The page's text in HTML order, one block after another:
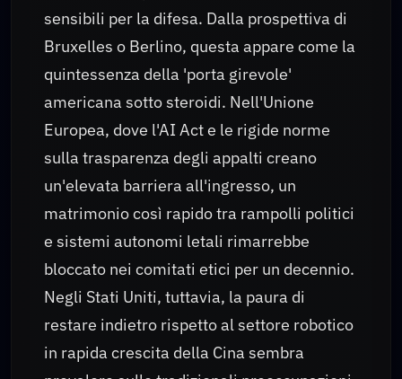
sensibili per la difesa. Dalla prospettiva di
Bruxelles o Berlino, questa appare come la
quintessenza della 'porta girevole'
americana sotto steroidi. Nell'Unione
Europea, dove l'AI Act e le rigide norme
sulla trasparenza degli appalti creano
un'elevata barriera all'ingresso, un
matrimonio così rapido tra rampolli politici
e sistemi autonomi letali rimarrebbe
bloccato nei comitati etici per un decennio.
Negli Stati Uniti, tuttavia, la paura di
restare indietro rispetto al settore robotico
in rapida crescita della Cina sembra